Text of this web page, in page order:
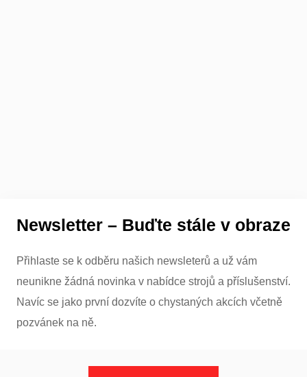
Newsletter – Buďte stále v obraze
Přihlaste se k odběru našich newsleterů a už vám
neunikne žádná novinka v nabídce strojů a příslušenství.
Navíc se jako první dozvíte o chystaných akcích včetně
pozvánek na ně.